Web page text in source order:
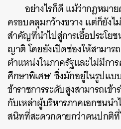
อย่างไรก็ดี แม้ว่ากฎหมา
ครอบคลุมกว้างขวาง แต่ก็ยังไ
สำคัญที่นำไปสู่การเอื้อประโย
ญาติ โดยยังเปิดช่องให้สามาร
ตำแหน่งในภาครัฐและไม่มีกา
ศึกษาพิเศษ’ ซึ่งมักอยู่ในรูปแ
ข้าราชการระดับสูงสามารถเข้
กับเหล่าผู้บริหารภาคเอกชนน
สนิทที่สะดวกดายกว่าคนปกติ